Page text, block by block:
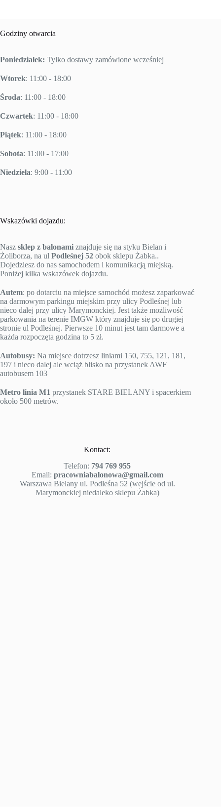
Godziny otwarcia
Poniedziałek: Tylko dostawy zamówione wcześniej
Wtorek: 11:00 - 18:00
Środa: 11:00 - 18:00
Czwartek: 11:00 - 18:00
Piątek: 11:00 - 18:00
Sobota: 11:00 - 17:00
Niedziela: 9:00 - 11:00
Wskazówki dojazdu:
Nasz sklep z balonami znajduje się na styku Bielan i
Żoliborza, na ul Podleśnej 52 obok sklepu Żabka..
Dojedziesz do nas samochodem i komunikacją miejską.
Poniżej kilka wskazówek dojazdu.
Autem: po dotarciu na miejsce samochód możesz zaparkować
na darmowym parkingu miejskim przy ulicy Podleśnej lub
nieco dalej przy ulicy Marymonckiej. Jest także możliwość
parkowania na terenie IMGW który znajduje się po drugiej
stronie ul Podleśnej. Pierwsze 10 minut jest tam darmowe a
każda rozpoczęta godzina to 5 zł.
Autobusy: Na miejsce dotrzesz liniami 150, 755, 121, 181,
197 i nieco dalej ale wciąż blisko na przystanek AWF
autobusem 103
Metro linia M1 przystanek STARE BIELANY i spacerkiem
około 500 metrów.
Kontact:
Telefon: 794 769 955
Email: pracowniabalonowa@gmail.com
Warszawa Bielany ul. Podleśna 52 (wejście od ul.
Marymonckiej niedaleko sklepu Żabka)